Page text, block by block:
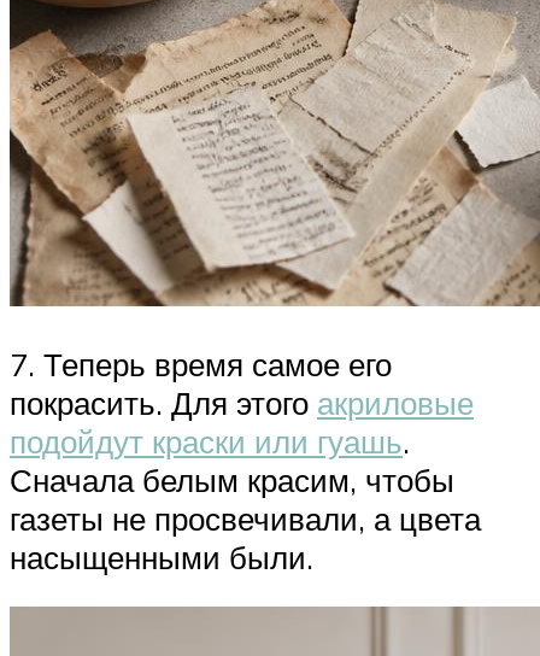
7. Теперь время самое его
покрасить. Для этого акриловые
подойдут краски или гуашь.
Сначала белым красим, чтобы
газеты не просвечивали, а цвета
насыщенными были.